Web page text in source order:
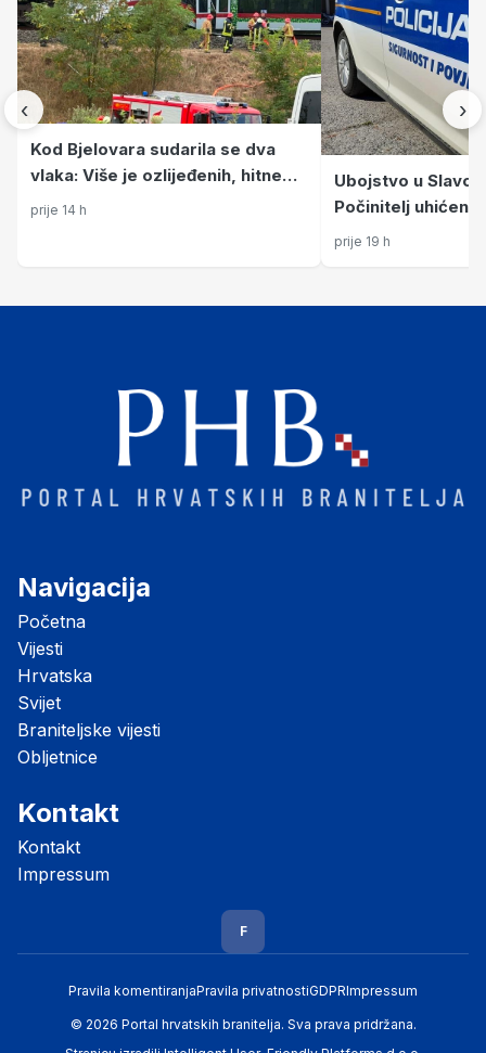
‹
Kod Bjelovara sudarila se dva
vlaka: Više je ozlijeđenih, hitne
službe na terenu
prije 14 h
Ubojstvo u
Počinitelj uhićen
prije 19 h
›
Navigacija
Početna
Vijesti
Hrvatska
Svijet
Braniteljske vijesti
Obljetnice
Kontakt
Kontakt
Impressum
F
Pravila komentiranjaPravila privatnostiGDPRImpressum
© 2026 Portal hrvatskih branitelja. Sva prava pridržana.